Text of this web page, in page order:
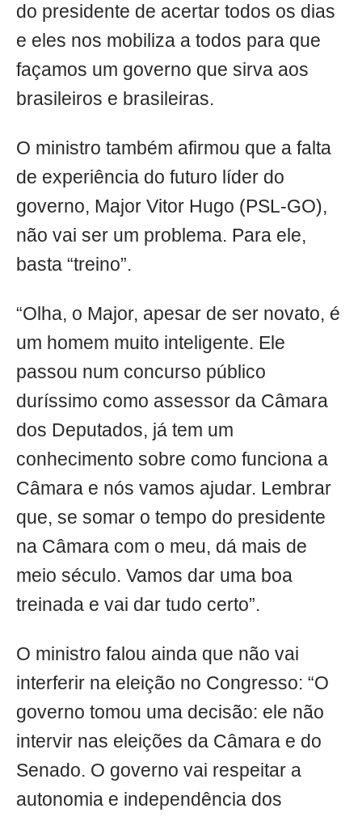
do presidente de acertar todos os dias
e eles nos mobiliza a todos para que
façamos um governo que sirva aos
brasileiros e brasileiras.
O ministro também afirmou que a falta
de experiência do futuro líder do
governo, Major Vitor Hugo (PSL-GO),
não vai ser um problema. Para ele,
basta “treino”.
“Olha, o Major, apesar de ser novato, é
um homem muito inteligente. Ele
passou num concurso público
duríssimo como assessor da Câmara
dos Deputados, já tem um
conhecimento sobre como funciona a
Câmara e nós vamos ajudar. Lembrar
que, se somar o tempo do presidente
na Câmara com o meu, dá mais de
meio século. Vamos dar uma boa
treinada e vai dar tudo certo”.
O ministro falou ainda que não vai
interferir na eleição no Congresso: “O
governo tomou uma decisão: ele não
intervir nas eleições da Câmara e do
Senado. O governo vai respeitar a
autonomia e independência dos